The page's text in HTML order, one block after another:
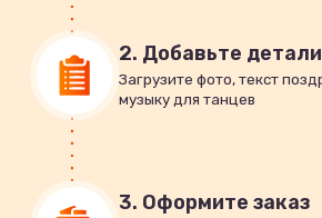
2. Добавьте детали
Загрузите фото, текст
музыку для танцев
3. Оформите заказ